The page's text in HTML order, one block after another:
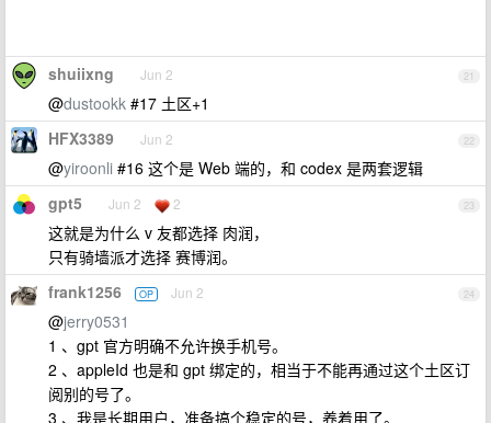
21
shuiixng Jun 2
@dustookk #17 土区+1
22
HFX3389 Jun 2
@yiroonli #16 这个是 Web 端的，和 codex 是两套逻辑
23
gpt5 Jun 2 2
这就是为什么 v 友都选择 肉润，
只有骑墙派才选择 赛博润。
24
frank1256 OP Jun 2
@jerry0531
1 、gpt 官方明确不允许换手机号。
2 、appleId 也是和 gpt 绑定的，相当于不能再通过这个土区订
阅别的号了。
3 、我是长期用户，准备搞个稳定的号，养着用了。